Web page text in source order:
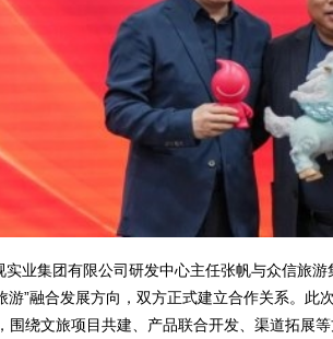
业集团有限公司研发中心主任张帆与众信旅
游”融合发展方向，双方正式建立合作关系。
围绕文旅项目共建、产品联合开发、渠道拓展等